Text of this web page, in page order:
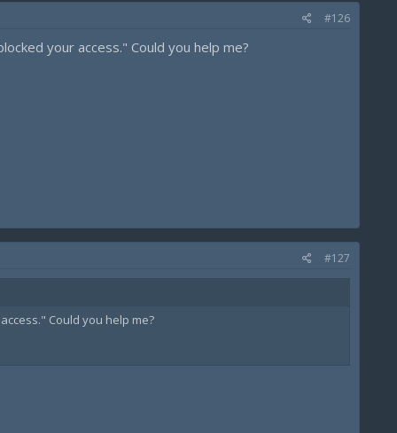
#126
your access." Could you help me?
#127
Could you help me?